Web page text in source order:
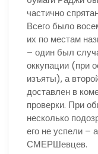
частично
Всего было
их по местам
– один был
оккупации (при
изъяты), а
доставлен в
проверки. При
несколько
его не успели –
СМЕРШевцев.